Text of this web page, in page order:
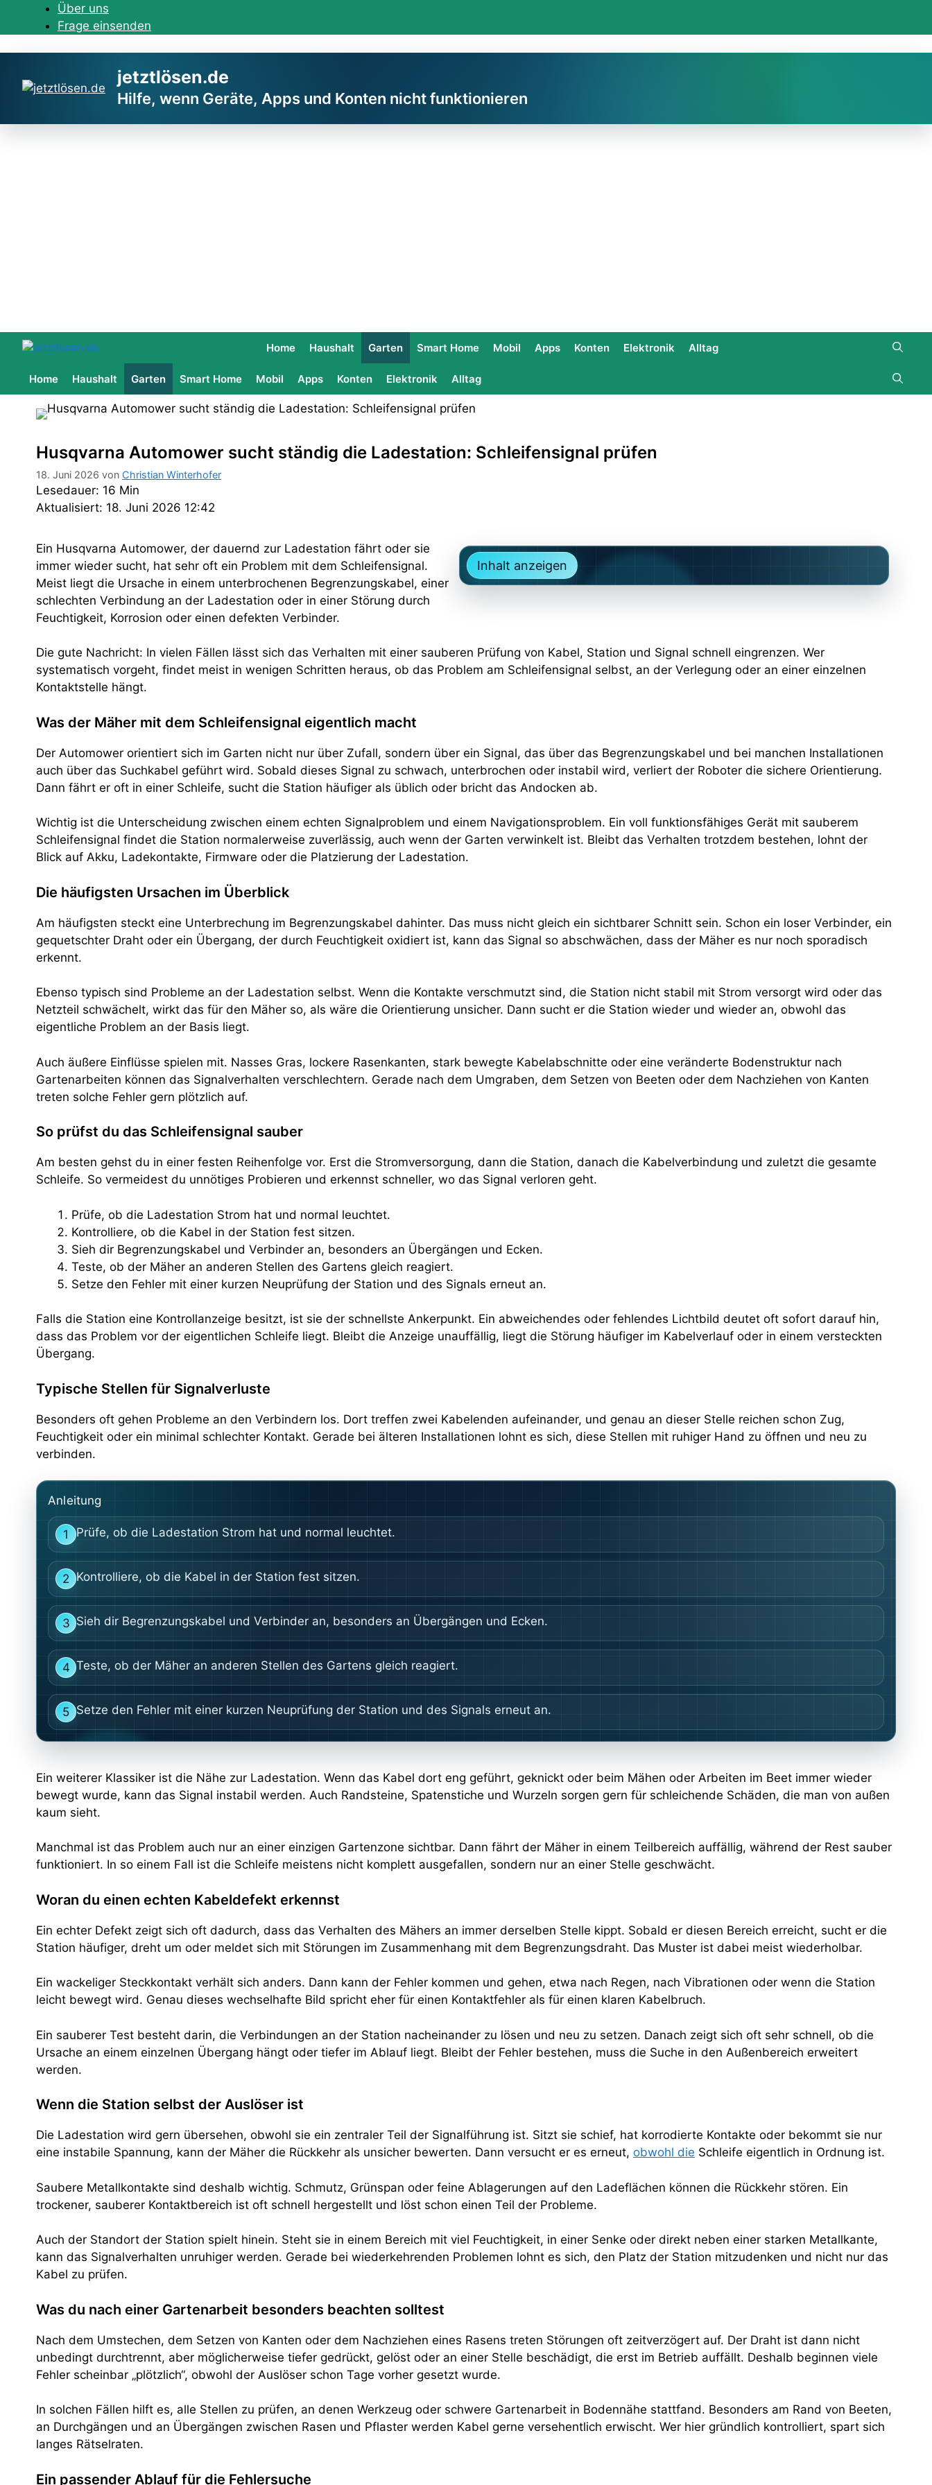
Über uns
Frage einsenden
jetztlösen.de
Hilfe, wenn Geräte, Apps und Konten nicht funktionieren
Home Haushalt Garten Smart Home Mobil Apps Konten Elektronik Alltag
Home Haushalt Garten Smart Home Mobil Apps Konten Elektronik Alltag
Husqvarna Automower sucht ständig die Ladestation: Schleifensignal prüfen
18. Juni 2026 von Christian Winterhofer
Lesedauer: 16 Min
Aktualisiert: 18. Juni 2026 12:42
Inhalt anzeigen
Ein Husqvarna Automower, der dauernd zur Ladestation fährt oder sie
immer wieder sucht, hat sehr oft ein Problem mit dem Schleifensignal.
Meist liegt die Ursache in einem unterbrochenen Begrenzungskabel, einer
schlechten Verbindung an der Ladestation oder in einer Störung durch
Feuchtigkeit, Korrosion oder einen defekten Verbinder.
Die gute Nachricht: In vielen Fällen lässt sich das Verhalten mit einer sauberen Prüfung von Kabel, Station und Signal schnell eingrenzen. Wer
systematisch vorgeht, findet meist in wenigen Schritten heraus, ob das Problem am Schleifensignal selbst, an der Verlegung oder an einer einzelnen
Kontaktstelle hängt.
Was der Mäher mit dem Schleifensignal eigentlich macht
Der Automower orientiert sich im Garten nicht nur über Zufall, sondern über ein Signal, das über das Begrenzungskabel und bei manchen Installationen
auch über das Suchkabel geführt wird. Sobald dieses Signal zu schwach, unterbrochen oder instabil wird, verliert der Roboter die sichere Orientierung.
Dann fährt er oft in einer Schleife, sucht die Station häufiger als üblich oder bricht das Andocken ab.
Wichtig ist die Unterscheidung zwischen einem echten Signalproblem und einem Navigationsproblem. Ein voll funktionsfähiges Gerät mit sauberem
Schleifensignal findet die Station normalerweise zuverlässig, auch wenn der Garten verwinkelt ist. Bleibt das Verhalten trotzdem bestehen, lohnt der
Blick auf Akku, Ladekontakte, Firmware oder die Platzierung der Ladestation.
Die häufigsten Ursachen im Überblick
Am häufigsten steckt eine Unterbrechung im Begrenzungskabel dahinter. Das muss nicht gleich ein sichtbarer Schnitt sein. Schon ein loser Verbinder, ein
gequetschter Draht oder ein Übergang, der durch Feuchtigkeit oxidiert ist, kann das Signal so abschwächen, dass der Mäher es nur noch sporadisch
erkennt.
Ebenso typisch sind Probleme an der Ladestation selbst. Wenn die Kontakte verschmutzt sind, die Station nicht stabil mit Strom versorgt wird oder das
Netzteil schwächelt, wirkt das für den Mäher so, als wäre die Orientierung unsicher. Dann sucht er die Station wieder und wieder an, obwohl das
eigentliche Problem an der Basis liegt.
Auch äußere Einflüsse spielen mit. Nasses Gras, lockere Rasenkanten, stark bewegte Kabelabschnitte oder eine veränderte Bodenstruktur nach
Gartenarbeiten können das Signalverhalten verschlechtern. Gerade nach dem Umgraben, dem Setzen von Beeten oder dem Nachziehen von Kanten
treten solche Fehler gern plötzlich auf.
So prüfst du das Schleifensignal sauber
Am besten gehst du in einer festen Reihenfolge vor. Erst die Stromversorgung, dann die Station, danach die Kabelverbindung und zuletzt die gesamte
Schleife. So vermeidest du unnötiges Probieren und erkennst schneller, wo das Signal verloren geht.
Prüfe, ob die Ladestation Strom hat und normal leuchtet.
Kontrolliere, ob die Kabel in der Station fest sitzen.
Sieh dir Begrenzungskabel und Verbinder an, besonders an Übergängen und Ecken.
Teste, ob der Mäher an anderen Stellen des Gartens gleich reagiert.
Setze den Fehler mit einer kurzen Neuprüfung der Station und des Signals erneut an.
Falls die Station eine Kontrollanzeige besitzt, ist sie der schnellste Ankerpunkt. Ein abweichendes oder fehlendes Lichtbild deutet oft sofort darauf hin,
dass das Problem vor der eigentlichen Schleife liegt. Bleibt die Anzeige unauffällig, liegt die Störung häufiger im Kabelverlauf oder in einem versteckten
Übergang.
Typische Stellen für Signalverluste
Besonders oft gehen Probleme an den Verbindern los. Dort treffen zwei Kabelenden aufeinander, und genau an dieser Stelle reichen schon Zug,
Feuchtigkeit oder ein minimal schlechter Kontakt. Gerade bei älteren Installationen lohnt es sich, diese Stellen mit ruhiger Hand zu öffnen und neu zu
verbinden.
Anleitung
1 Prüfe, ob die Ladestation Strom hat und normal leuchtet.
2 Kontrolliere, ob die Kabel in der Station fest sitzen.
3 Sieh dir Begrenzungskabel und Verbinder an, besonders an Übergängen und Ecken.
4 Teste, ob der Mäher an anderen Stellen des Gartens gleich reagiert.
5 Setze den Fehler mit einer kurzen Neuprüfung der Station und des Signals erneut an.
Ein weiterer Klassiker ist die Nähe zur Ladestation. Wenn das Kabel dort eng geführt, geknickt oder beim Mähen oder Arbeiten im Beet immer wieder
bewegt wurde, kann das Signal instabil werden. Auch Randsteine, Spatenstiche und Wurzeln sorgen gern für schleichende Schäden, die man von außen
kaum sieht.
Manchmal ist das Problem auch nur an einer einzigen Gartenzone sichtbar. Dann fährt der Mäher in einem Teilbereich auffällig, während der Rest sauber
funktioniert. In so einem Fall ist die Schleife meistens nicht komplett ausgefallen, sondern nur an einer Stelle geschwächt.
Woran du einen echten Kabeldefekt erkennst
Ein echter Defekt zeigt sich oft dadurch, dass das Verhalten des Mähers an immer derselben Stelle kippt. Sobald er diesen Bereich erreicht, sucht er die
Station häufiger, dreht um oder meldet sich mit Störungen im Zusammenhang mit dem Begrenzungsdraht. Das Muster ist dabei meist wiederholbar.
Ein wackeliger Steckkontakt verhält sich anders. Dann kann der Fehler kommen und gehen, etwa nach Regen, nach Vibrationen oder wenn die Station
leicht bewegt wird. Genau dieses wechselhafte Bild spricht eher für einen Kontaktfehler als für einen klaren Kabelbruch.
Ein sauberer Test besteht darin, die Verbindungen an der Station nacheinander zu lösen und neu zu setzen. Danach zeigt sich oft sehr schnell, ob die
Ursache an einem einzelnen Übergang hängt oder tiefer im Ablauf liegt. Bleibt der Fehler bestehen, muss die Suche in den Außenbereich erweitert
werden.
Wenn die Station selbst der Auslöser ist
Die Ladestation wird gern übersehen, obwohl sie ein zentraler Teil der Signalführung ist. Sitzt sie schief, hat korrodierte Kontakte oder bekommt sie nur
eine instabile Spannung, kann der Mäher die Rückkehr als unsicher bewerten. Dann versucht er es erneut, obwohl die Schleife eigentlich in Ordnung ist.
Saubere Metallkontakte sind deshalb wichtig. Schmutz, Grünspan oder feine Ablagerungen auf den Ladeflächen können die Rückkehr stören. Ein
trockener, sauberer Kontaktbereich ist oft schnell hergestellt und löst schon einen Teil der Probleme.
Auch der Standort der Station spielt hinein. Steht sie in einem Bereich mit viel Feuchtigkeit, in einer Senke oder direkt neben einer starken Metallkante,
kann das Signalverhalten unruhiger werden. Gerade bei wiederkehrenden Problemen lohnt es sich, den Platz der Station mitzudenken und nicht nur das
Kabel zu prüfen.
Was du nach einer Gartenarbeit besonders beachten solltest
Nach dem Umstechen, dem Setzen von Kanten oder dem Nachziehen eines Rasens treten Störungen oft zeitverzögert auf. Der Draht ist dann nicht
unbedingt durchtrennt, aber möglicherweise tiefer gedrückt, gelöst oder an einer Stelle beschädigt, die erst im Betrieb auffällt. Deshalb beginnen viele
Fehler scheinbar „plötzlich“, obwohl der Auslöser schon Tage vorher gesetzt wurde.
In solchen Fällen hilft es, alle Stellen zu prüfen, an denen Werkzeug oder schwere Gartenarbeit in Bodennähe stattfand. Besonders am Rand von Beeten,
an Durchgängen und an Übergängen zwischen Rasen und Pflaster werden Kabel gerne versehentlich erwischt. Wer hier gründlich kontrolliert, spart sich
langes Rätselraten.
Ein passender Ablauf für die Fehlersuche